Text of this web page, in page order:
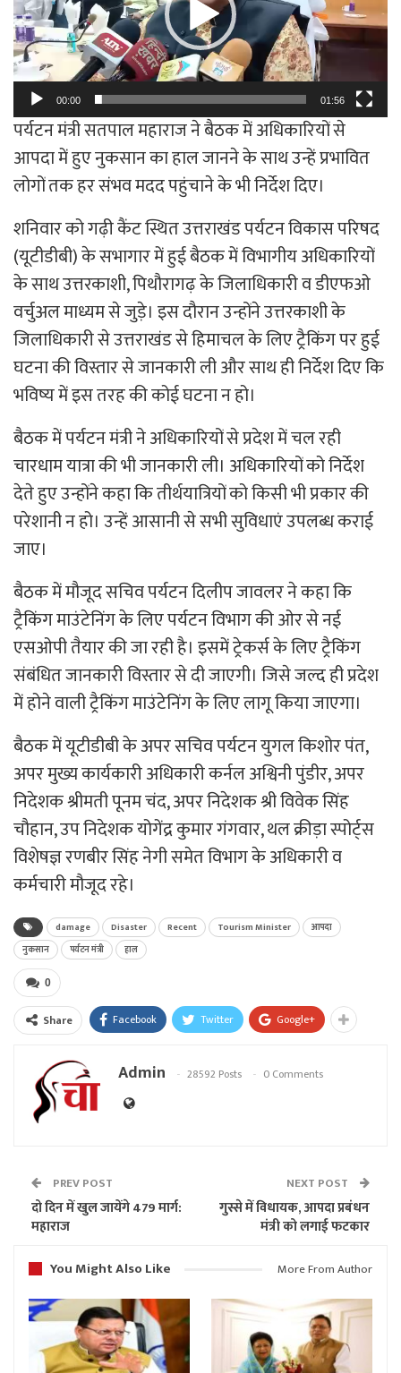
00:00 01:56
पर्यटन मंत्री सतपाल महाराज ने बैठक में अधिकारियों से
आपदा में हुए नुकसान का हाल जानने के साथ उन्हें प्रभावित
लोगों तक हर संभव मदद पहुंचाने के भी निर्देश दिए।
शनिवार को गढ़ी कैंट स्थित उत्तराखंड पर्यटन विकास परिषद
(यूटीडीबी) के सभागार में हुई बैठक में विभागीय अधिकारियों
के साथ उत्तरकाशी, पिथौरागढ़ के जिलाधिकारी व डीएफओ
वर्चुअल माध्यम से जुड़े। इस दौरान उन्होंने उत्तरकाशी के
जिलाधिकारी से उत्तराखंड से हिमाचल के लिए ट्रैकिंग पर हुई
घटना की विस्तार से जानकारी ली और साथ ही निर्देश दिए कि
भविष्य में इस तरह की कोई घटना न हो।
बैठक में पर्यटन मंत्री ने अधिकारियों से प्रदेश में चल रही
चारधाम यात्रा की भी जानकारी ली। अधिकारियों को निर्देश
देते हुए उन्होंने कहा कि तीर्थयात्रियों को किसी भी प्रकार की
परेशानी न हो। उन्हें आसानी से सभी सुविधाएं उपलब्ध कराई
जाए।
बैठक में मौजूद सचिव पर्यटन दिलीप जावलर ने कहा कि
ट्रैकिंग माउंटेनिंग के लिए पर्यटन विभाग की ओर से नई
एसओपी तैयार की जा रही है। इसमें ट्रेकर्स के लिए ट्रैकिंग
संबंधित जानकारी विस्तार से दी जाएगी। जिसे जल्द ही प्रदेश
में होने वाली ट्रैकिंग माउं‌टेनिंग के लिए लागू किया जाएगा।
बैठक में यूटीडीबी के अपर सचिव पर्यटन युगल किशोर पंत,
अपर मुख्य कार्यकारी अधिकारी कर्नल अश्विनी पुंडीर, अपर
निदेशक श्रीमती पूनम चंद, अपर निदेशक श्री विवेक सिंह
चौहान, उप निदेशक योगेंद्र कुमार गंगवार, थल क्रीड़ा स्पोर्ट्स
विशेषज्ञ रणबीर सिंह नेगी समेत विभाग के अधिकारी व
कर्मचारी मौजूद रहे।
damage Disaster Recent Tourism Minister
आपदा
नुकसान
पर्यटन मंत्री हाल
0
Share Facebook Twitter Google+
Admin 28592 Posts 0 Comments
PREV POST
दो दिन में खुल जायेंगे 479 मार्ग:
महाराज
NEXT POST
गुस्से में विधायक, आपदा प्रबंधन
मंत्री को लगाई फटकार
You Might Also Like
More From Author